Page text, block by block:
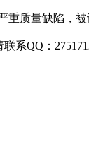
质量缺陷，被
系QQ：